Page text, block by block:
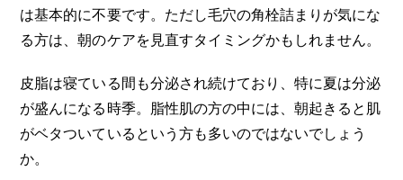
は基本的に不要です。ただし毛穴の角栓詰まりが気にな
る方は、朝のケアを見直すタイミングかもしれません。
皮脂は寝ている間も分泌され続けており、特に夏は分泌
が盛んになる時季。脂性肌の方の中には、朝起きると肌
がベタついているという方も多いのではないでしょう
か。